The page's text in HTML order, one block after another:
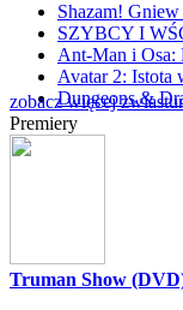
Shazam!
SZYBCY I
Ant-Man i
Avatar 2:
Dungeons &
zobacz więcej
Premiery
Truman Show